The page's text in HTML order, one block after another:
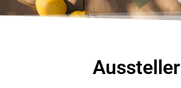
Aussteller